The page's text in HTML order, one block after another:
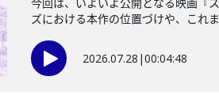
ズにおける本作の位置づけや、これ
2026.07.28 |00:04:48